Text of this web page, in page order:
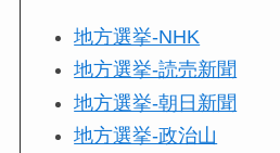
地方選挙-NHK
地方選挙-読売新聞
地方選挙-朝日新聞
地方選挙-政治山